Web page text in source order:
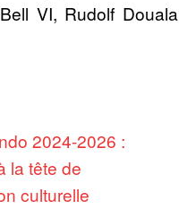
VI, Rudolf Douala
2024-2026 :
la tête de
culturelle